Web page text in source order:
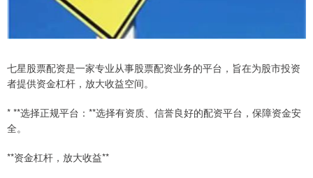
七星股票配资是一家专业从事股票配资业务的平台，旨在为股市投资
者提供资金杠杆，放大收益空间。
* **选择正规平台：**选择有资质、信誉良好的配资平台，保障资金安
全。
**资金杠杆，放大收益**